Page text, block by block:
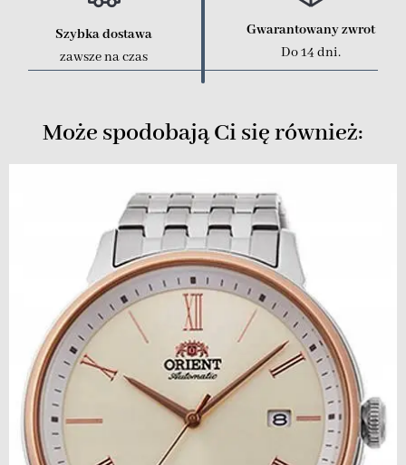
Szybka dostawa
zawsze na czas
Gwarantowany zwrot
Do 14 dni.
Może spodobają Ci się również: